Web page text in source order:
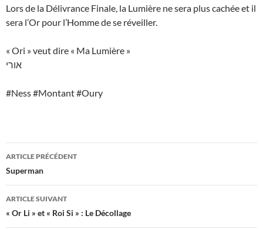
Lors de la Délivrance Finale, la Lumière ne sera plus cachée et il
sera l’Or pour l’Homme de se réveiller.
« Ori » veut dire « Ma Lumière »
אורי
#Ness #Montant #Oury
Navigation
des
articles
ARTICLE PRÉCÉDENT
Superman
ARTICLE SUIVANT
« Or Li » et « Roi Si » : Le Décollage